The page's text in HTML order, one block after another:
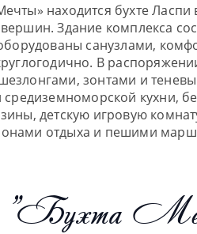
находится бухте
Здание комплекса
санузлами,
В
зонтами и
кухни,
детскую игровую
отдыха и пешими
"Бухта